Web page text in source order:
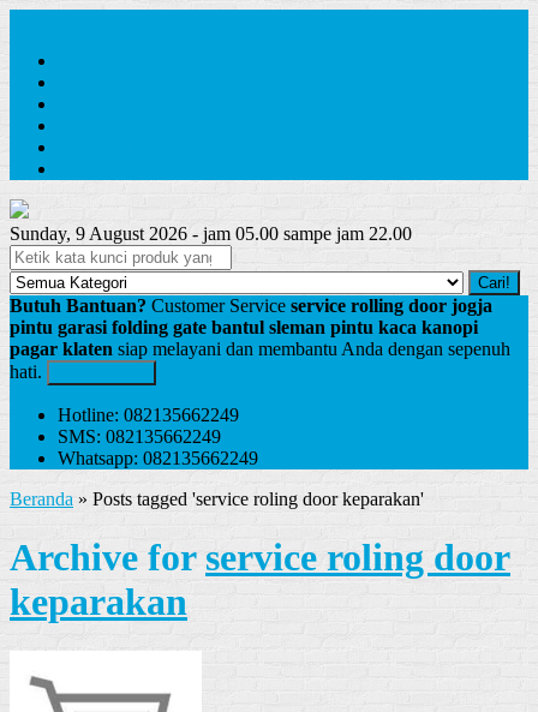
Sunday, 9 August 2026 - jam 05.00 sampe jam 22.00
Cari!
Butuh Bantuan? Customer Service service rolling door jogja
pintu garasi folding gate bantul sleman pintu kaca kanopi
pagar klaten siap melayani dan membantu Anda dengan sepenuh
hati.
Hotline: 082135662249
SMS: 082135662249
Whatsapp: 082135662249
Beranda » Posts tagged 'service roling door keparakan'
Archive for service roling door
keparakan